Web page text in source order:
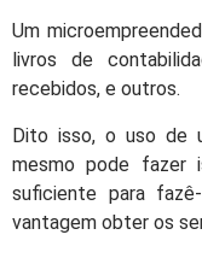
Um
livros de
recebidos, e outros.
Dito isso, o uso de
mesmo pode fazer
suficiente para
vantagem obter os